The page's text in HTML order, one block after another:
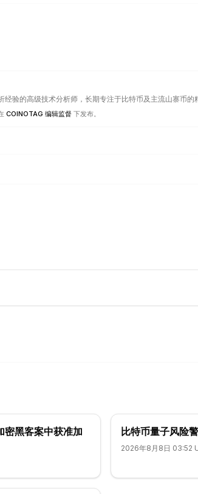
验的高级技术分析师，长期专注于比特币及主流山寨币的
COINOTAG 编辑监督 下发布。
密黑客案中获准加
比特币量子风险
2026年8月8日 03:52